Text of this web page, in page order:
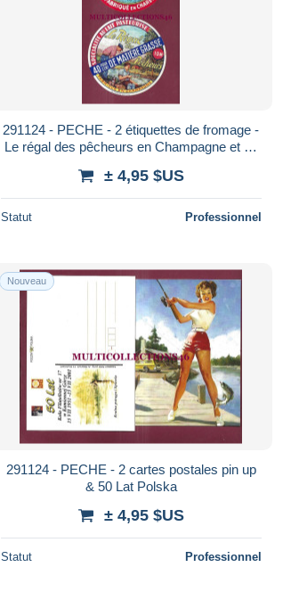
291124 - PECHE - 2 étiquettes de fromage -
Le régal des pêcheurs en Champagne et Le
± 4,95 $US
Statut Professionnel
Nouveau
291124 - PECHE - 2 cartes postales pin up
& 50 Lat Polska
± 4,95 $US
Statut Professionnel